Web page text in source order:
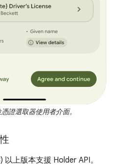
證選取器使用者介面。
上版本支援 Holder API。